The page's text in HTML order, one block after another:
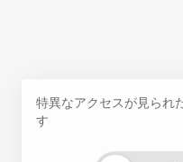
特異なアクセスが見られ
す